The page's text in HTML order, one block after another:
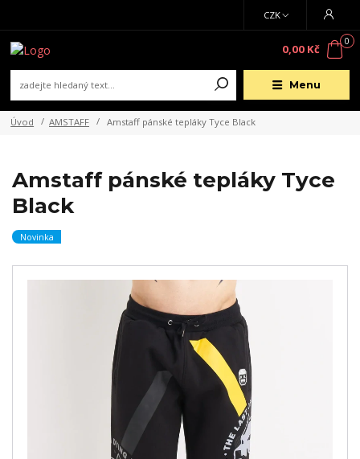
Menu
CZK
0
0,00 Kč
Úvod AMSTAFF Amstaff pánské tepláky Tyce Black
Amstaff pánské tepláky Tyce
Black
Novinka